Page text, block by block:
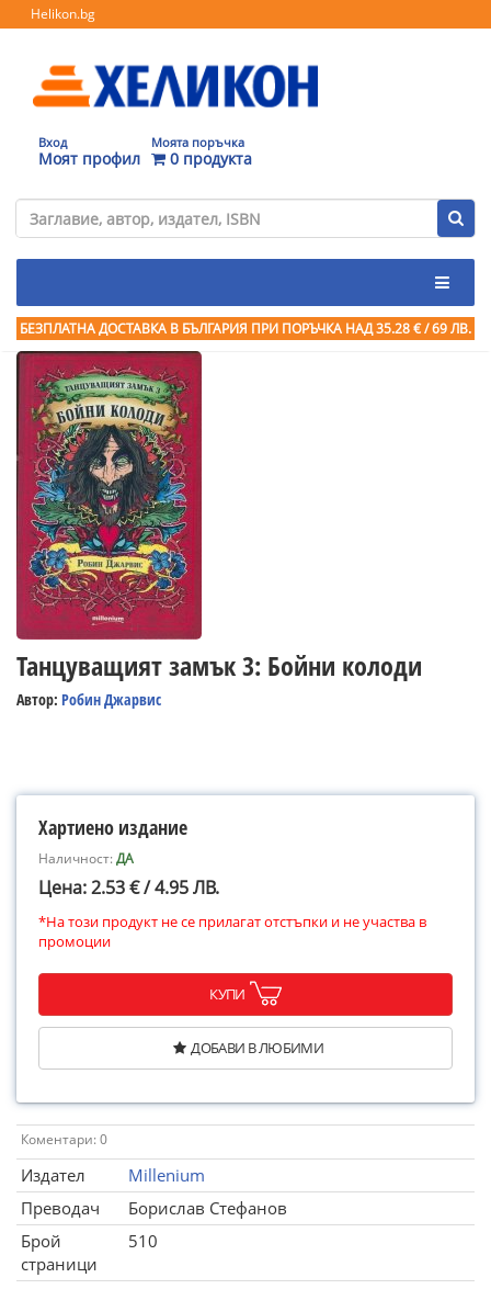
Helikon.bg
Вход
Моят профил
Моята поръчка
0 продукта
БЕЗПЛАТНА ДОСТАВКА В БЪЛГАРИЯ ПРИ ПОРЪЧКА НАД 35.28 € / 69 ЛВ.
Танцуващият замък 3: Бойни колоди
Автор: Робин Джарвис
Хартиено издание
Наличност:ДА
Цена: 2.53 € / 4.95 ЛВ.
*На този продукт не се прилагат отстъпки и не участва в
промоции
КУПИ
ДОБАВИ В ЛЮБИМИ
Коментари: 0
Издател
Millenium
Преводач
Борислав Стефанов
Брой
страници
510